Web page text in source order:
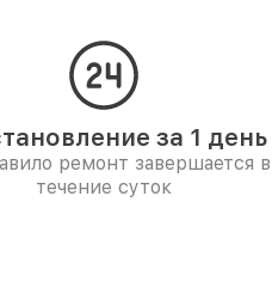
за 1 день
ремонт завершается в
течение суток